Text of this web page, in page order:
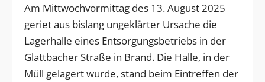
Am Mittwochvormittag des 13. August 2025
geriet aus bislang ungeklärter Ursache die
Lagerhalle eines Entsorgungsbetriebs in der
Glattbacher Straße in Brand. Die Halle, in der
Müll gelagert wurde, stand beim Eintreffen der